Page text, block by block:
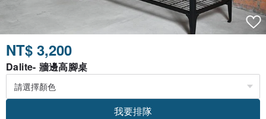
NT$ 3,200
Dalite- 牆邊高腳桌
我要排隊